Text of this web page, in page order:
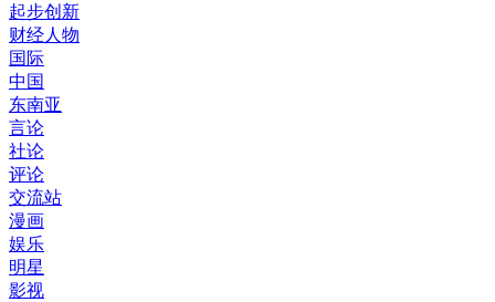
起步创新
财经人物
国际
中国
东南亚
言论
社论
评论
交流站
漫画
娱乐
明星
影视